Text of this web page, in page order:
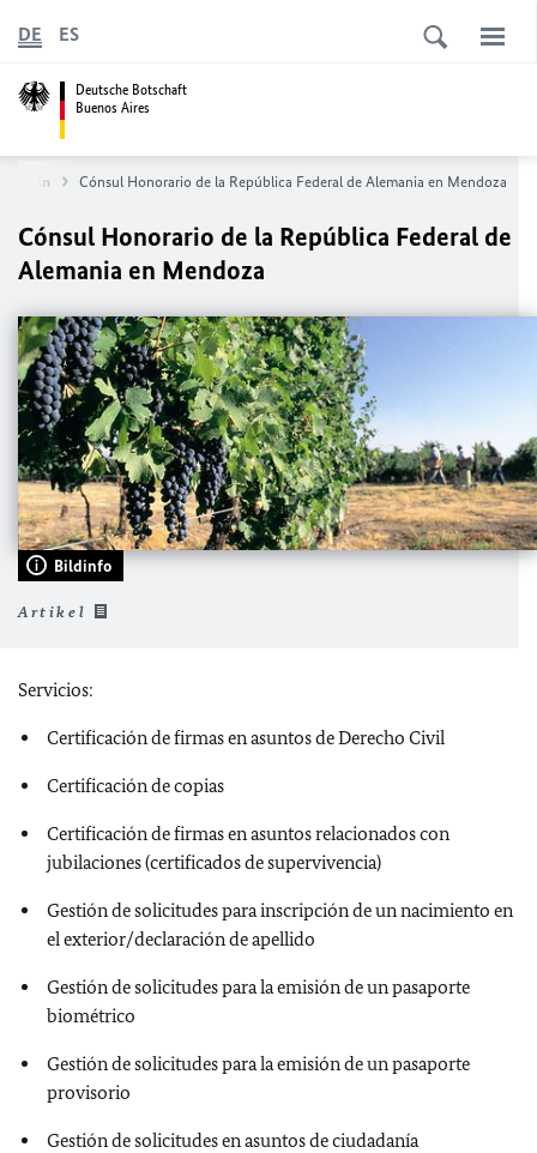
Deutsche Botschaft
Buenos Aires
DE ES
Cónsul Honorario de la República Federal de Alemania en Mendoza
Cónsul Honorario de la República Federal de
Alemania en Mendoza
Bildinfo
Artikel
Servicios:
Certificación de firmas en asuntos de Derecho Civil
Certificación de copias
Certificación de firmas en asuntos relacionados con
jubilaciones (certificados de supervivencia)
Gestión de solicitudes para inscripción de un nacimiento en
el exterior/declaración de apellido
Gestión de solicitudes para la emisión de un pasaporte
biométrico
Gestión de solicitudes para la emisión de un pasaporte
provisorio
Gestión de solicitudes en asuntos de ciudadanía